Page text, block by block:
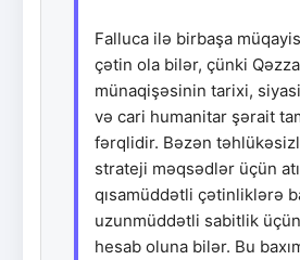
Falluca ilə birbaşa
çətin ola bilər, çünki Qəzza
münaqişəsinin tarixi,
və cari humanitar şərait
fərqlidir. Bəzən
strateji məqsədlər üçün
qısamüddətli çətinliklərə
uzunmüddətli sabitlik
hesab oluna bilər. Bu